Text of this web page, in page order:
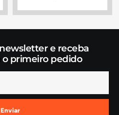
e receba
primeiro pedido
Enviar